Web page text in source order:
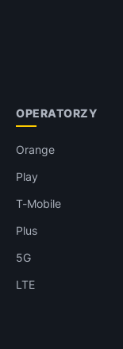
OPERATORZY
Orange
Play
T-Mobile
Plus
5G
LTE